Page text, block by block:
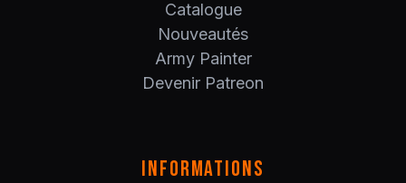
Catalogue
Nouveautés
Army Painter
Devenir Patreon
INFORMATIONS